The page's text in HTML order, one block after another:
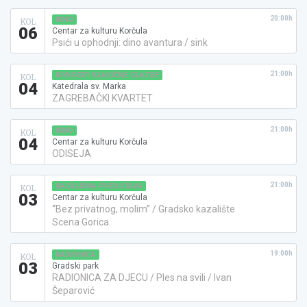
KOL
06
KINO
Centar za kulturu Korčula
Psići u ophodnji: dino avantura / sink
20:00h
KOL
04
KONCERT KLASIČNE GLAZBE
Katedrala sv. Marka
ZAGREBAČKI KVARTET
21:00h
KOL
04
KINO
Centar za kulturu Korčula
ODISEJA
21:00h
KOL
03
KAZALIŠNA PREDSTAVA
Centar za kulturu Korčula
“Bez privatnog, molim” / Gradsko kazalište
Scena Gorica
21:00h
KOL
03
RADIONICA
Gradski park
RADIONICA ZA DJECU / Ples na svili / Ivan
Šeparović
19:00h